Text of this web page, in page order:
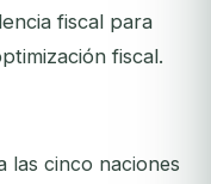
fiscal para
fiscal.
las cinco naciones